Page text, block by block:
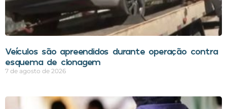
Veículos são apreendidos durante operação contra
esquema de clonagem
7 de agosto de 2026